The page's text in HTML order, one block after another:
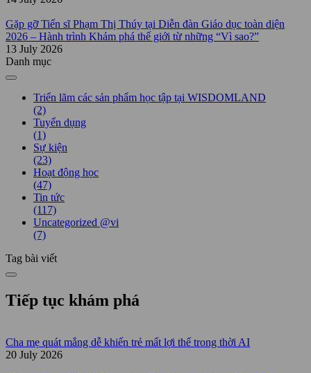
Gặp gỡ Tiến sĩ Phạm Thị Thúy tại Diễn đàn Giáo dục toàn diện
2026 – Hành trình Khám phá thế giới từ những “Vì sao?”
13 July 2026
Danh mục
Triển lãm các sản phẩm học tập tại WISDOMLAND
(2)
Tuyển dụng
(1)
Sự kiện
(23)
Hoạt động học
(47)
Tin tức
(117)
Uncategorized @vi
(7)
Tag bài viết
Tiếp tục khám phá
Cha mẹ quát mắng dễ khiến trẻ mất lợi thế trong thời AI
20 July 2026